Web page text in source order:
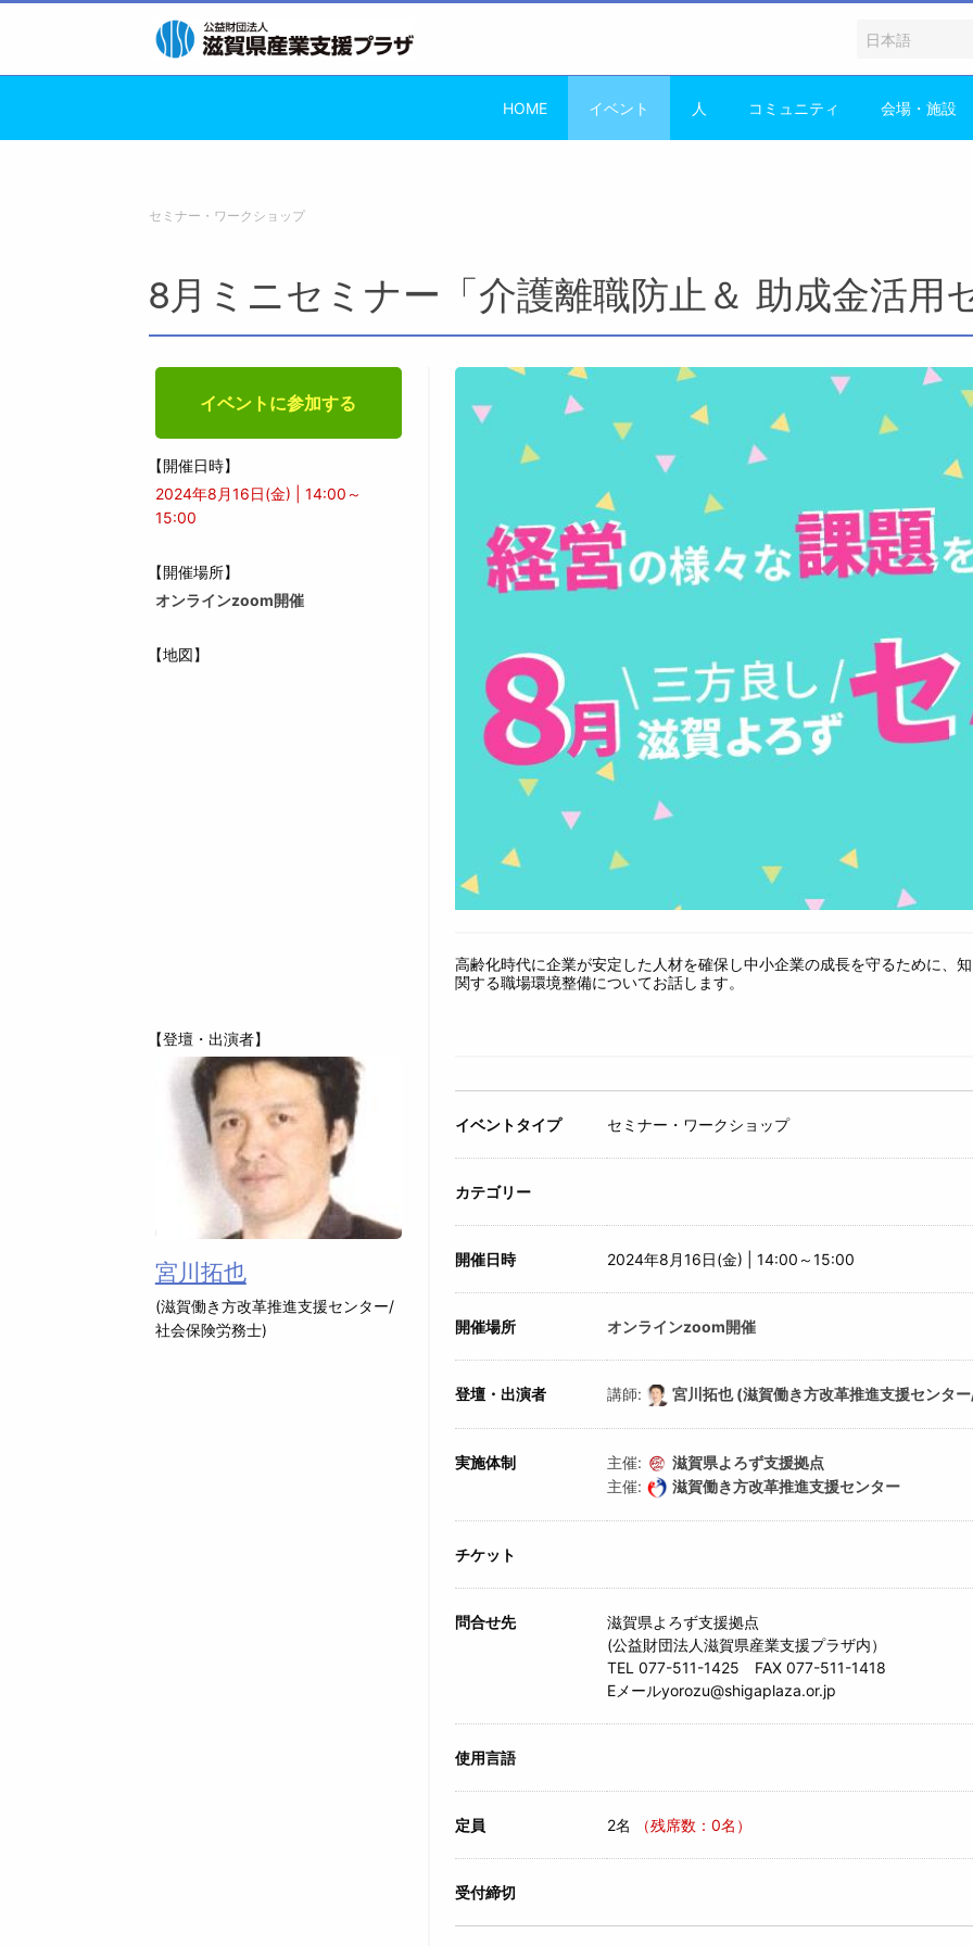
HOME イベント 人 コミュニティ 会場・施設
セミナー・ワークショップ
8月ミニセミナー「介護離職防止＆ 助成金活用
高齢化時代に企業が安定した人材を確保し中小企業の成長を守るために、
関する職場環境整備についてお話します。
イベントタイプ セミナー・ワークショップ
カテゴリー
開催日時 2024年8月16日(金) | 14:00～15:00
開催場所 オンラインzoom開催
登壇・出演者 講師: 宮川拓也 (滋賀働き方改革推進支援センタ
実施体制 主催:
滋賀県よろず支援拠点
主催:
滋賀働き方改革推進支援センター
チケット
問合せ先
滋賀県よろず支援拠点
(公益財団法人滋賀県産業支援プラザ内）
TEL 077-511-1425 FAX 077-511-1418
Eメールyorozu@shigaplaza.or.jp
使用言語
定員 2名 （残席数：0名）
受付締切
イベントに参加する
【開催日時】
2024年8月16日(金) | 14:00～
15:00
【開催場所】
オンラインzoom開催
【地図】
【登壇・出演者】
宮川拓也
(滋賀働き方改革推進支援センター/
社会保険労務士)